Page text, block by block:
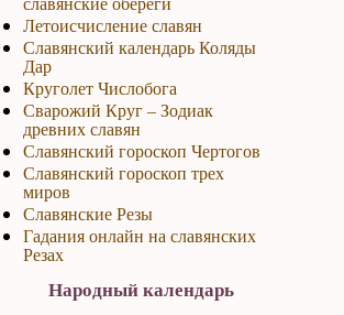
Летоисчисление славян
Славянский календарь Коляды
Дар
Круголет Числобога
Сварожий Круг – Зодиак
древних славян
Славянский гороскоп Чертогов
Славянский гороскоп трех
миров
Славянские Резы
Гадания онлайн на славянских
Резах
Народный календарь